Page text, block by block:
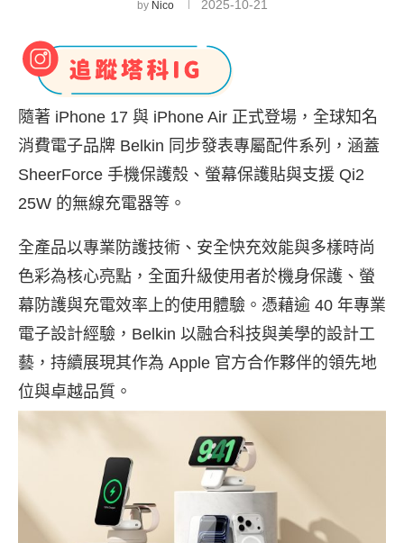
by Nico 2025-10-21
隨著 iPhone 17 與 iPhone Air 正式登場，全球知名
消費電子品牌 Belkin 同步發表專屬配件系列，涵蓋
SheerForce 手機保護殼、螢幕保護貼與支援 Qi2
25W 的無線充電器等。
全產品以專業防護技術、安全快充效能與多樣時尚
色彩為核心亮點，全面升級使用者於機身保護、螢
幕防護與充電效率上的使用體驗。憑藉逾 40 年專業
電子設計經驗，Belkin 以融合科技與美學的設計工
藝，持續展現其作為 Apple 官方合作夥伴的領先地
位與卓越品質。